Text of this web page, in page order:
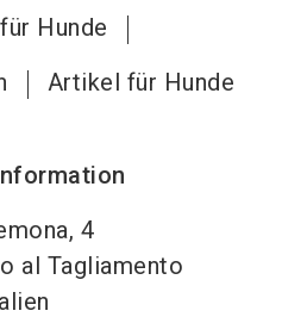
Hunde
Artikel für Hunde
4
al Tagliamento